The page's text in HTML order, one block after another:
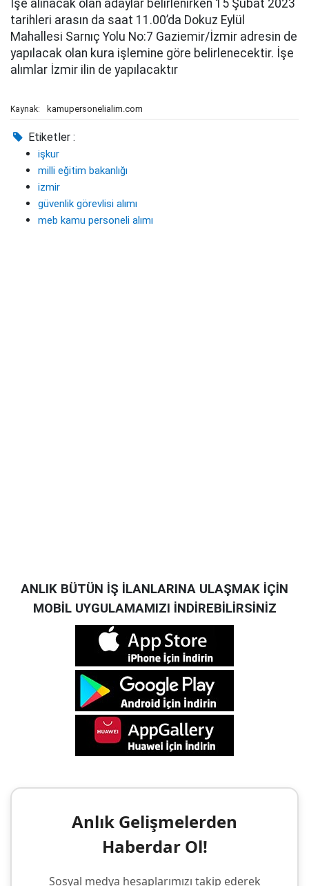
İşe alınacak olan adaylar belirlenirken 15 Şubat 2023
tarihleri arasın da saat 11.00’da Dokuz Eylül
Mahallesi Sarnıç Yolu No:7 Gaziemir/İzmir adresin de
yapılacak olan kura işlemine göre belirlenecektir. İşe
alımlar İzmir ilin de yapılacaktır
Kaynak: kamupersonelialim.com
Etiketler :
işkur
milli eğitim bakanlığı
izmir
güvenlik görevlisi alımı
meb kamu personeli alımı
ANLIK BÜTÜN İŞ İLANLARINA ULAŞMAK İÇİN
MOBİL UYGULAMAMIZI İNDİREBİLİRSİNİZ
Anlık Gelişmelerden
Haberdar Ol!
Sosyal medya hesaplarımızı takip ederek